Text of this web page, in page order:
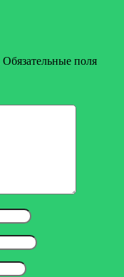
Обязательные поля